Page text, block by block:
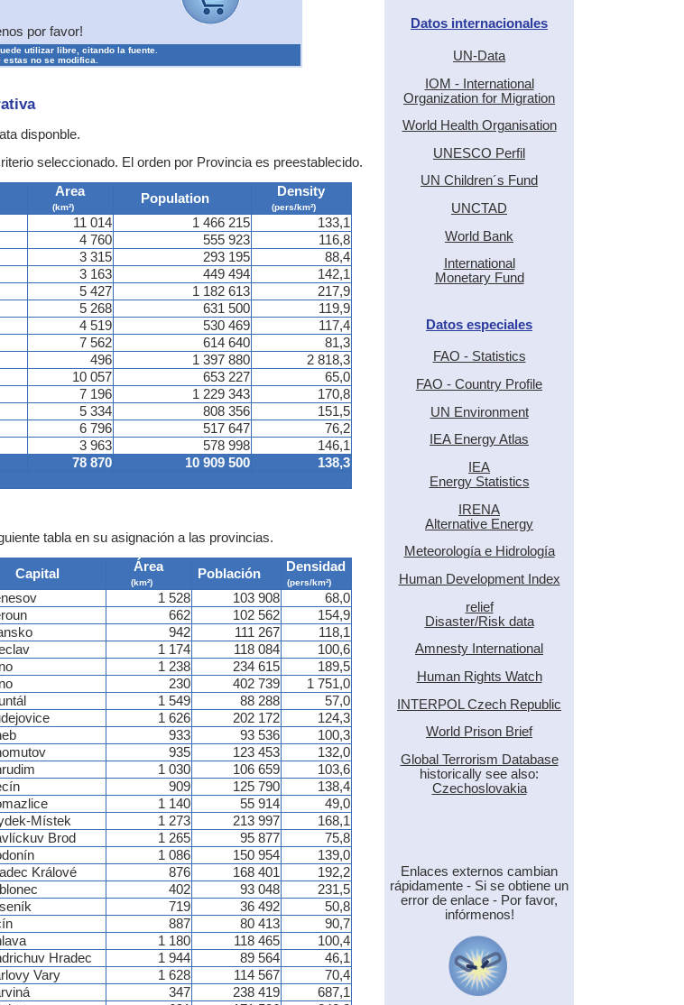
por favor!
utilizar libre, citando la fuente.
no se modifica.
disponble.
seleccionado. El orden por Provincia es preestablecido.
Area
(km²)
Population Density
(pers/km²)
78 870 10 909 500
138,3
11 014 1 466 215
133,1
4 760 555 923
116,8
3 315 293 195
88,4
3 163 449 494
142,1
5 427 1 182 613
217,9
5 268 631 500
119,9
4 519 530 469
117,4
7 562 614 640
81,3
496 1 397 880
2 818,3
10 057 653 227
65,0
7 196 1 229 343
170,8
5 334 808 356
151,5
6 796 517 647
76,2
3 963 578 998 146,1
tabla en su asignación a las provincias.
Capital Área
(km²)
Población Densidad
(pers/km²)
1 528 103 908
68,0
662 102 562
154,9
942 111 267
118,1
1 174 118 084
100,6
1 238 234 615
189,5
230 402 739
1 751,0
1 549 88 288
57,0
1 626 202 172
124,3
933 93 536
100,3
935 123 453
132,0
1 030 106 659
103,6
909 125 790
138,4
1 140 55 914
49,0
Místek 1 273 213 997
168,1
Brod 1 265 95 877
75,8
1 086 150 954
139,0
Králové 876 168 401
192,2
402 93 048
231,5
719 36 492
50,8
887 80 413
90,7
1 180 118 465
100,4
Hradec 1 944 89 564
46,1
Vary 1 628 114 567
70,4
347 238 419
687,1
Datos internacionales
UN-Data
IOM - International
Organization for Migration
World Health Organisation
UNESCO Perfil
UN Children´s Fund
UNCTAD
World Bank
International
Monetary Fund
Datos especiales
FAO - Statistics
FAO - Country Profile
UN Environment
IEA Energy Atlas
IEA
Energy Statistics
IRENA
Alternative Energy
Meteorología e Hidrología
Human Development Index
relief
Disaster/Risk data
Amnesty International
Human Rights Watch
INTERPOL Czech Republic
World Prison Brief
Global Terrorism Database
historically see also:
Czechoslovakia
Enlaces externos cambian
rápidamente - Si se obtiene un
error de enlace - Por favor,
infórmenos!